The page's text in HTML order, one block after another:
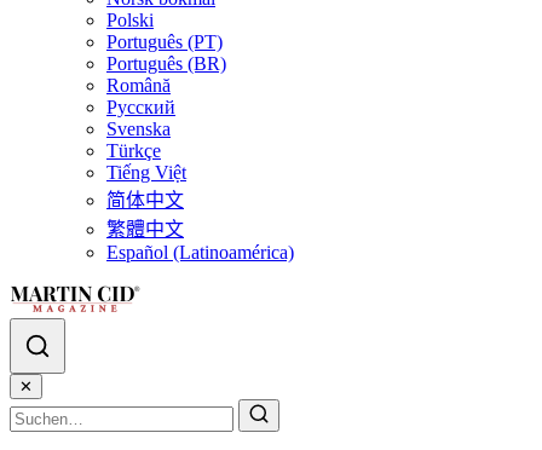
Polski
Português (PT)
Português (BR)
Română
Русский
Svenska
Türkçe
Tiếng Việt
简体中文
繁體中文
Español (Latinoamérica)
✕